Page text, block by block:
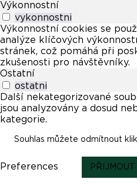
Výkonnostní
vykonnostni
Výkonnostní cookies se
analýze klíčových
stránek, což pomáhá při
zkušenosti pro návštěvníky.
Ostatní
ostatni
Další nekategorizované
jsou analyzovány a dosud
kategorie.
Souhlas můžete odmítnout
Preferences PŘIJMOUT